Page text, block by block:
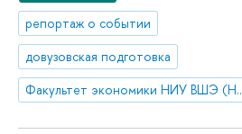
репортаж о событии
довузовская подготовка
Факультет